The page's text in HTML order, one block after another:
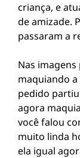
criança, e
de amizade.
passaram a
Nas
maquiando
pedido
agora
você falou
muito linda
ela igual